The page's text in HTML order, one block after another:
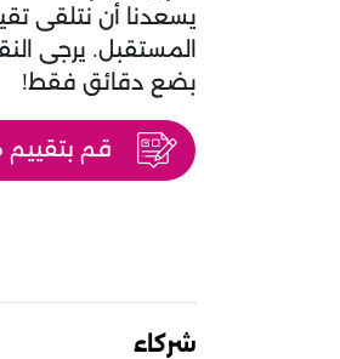
يسعدنا أن نتلقى
المستقبل. يرجى
بضع دقائق فقط!
قم بتقييم
شركاء